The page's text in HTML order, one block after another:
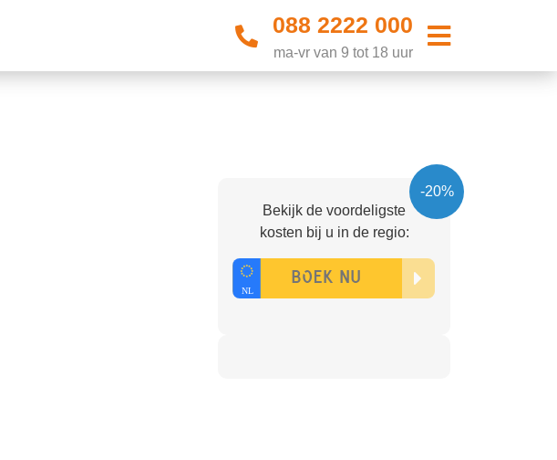
088 2222 000
ma-vr van 9 tot 18 uur
-20%
Bekijk de voordeligste
kosten bij u in de regio: